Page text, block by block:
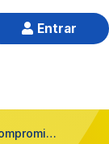
Entrar
Agenda de Compromissos Públicos do Diretor de Marcas, Desenhos Industriais e Indicações Geográficas do INPI (2017)